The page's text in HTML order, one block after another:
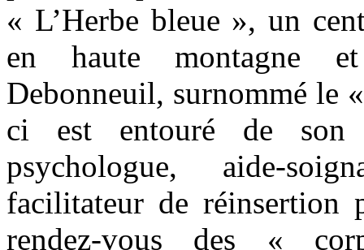
« L’Herbe bleue », un
en haute montagne
Debonneuil, surnommé le
ci est entouré de son
psychologue, aide-
facilitateur de réinsertion
rendez-vous des «